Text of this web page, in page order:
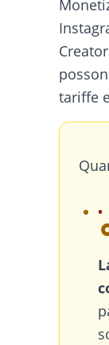
tariffe